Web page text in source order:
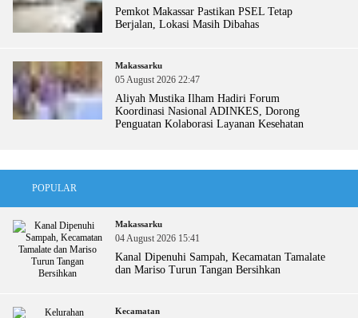
Pemkot Makassar Pastikan PSEL Tetap
Berjalan, Lokasi Masih Dibahas
Makassarku
05 August 2026 22:47
Aliyah Mustika Ilham Hadiri Forum
Koordinasi Nasional ADINKES, Dorong
Penguatan Kolaborasi Layanan Kesehatan
POPULAR
Makassarku
04 August 2026 15:41
Kanal Dipenuhi Sampah, Kecamatan Tamalate
dan Mariso Turun Tangan Bersihkan
Kecamatan